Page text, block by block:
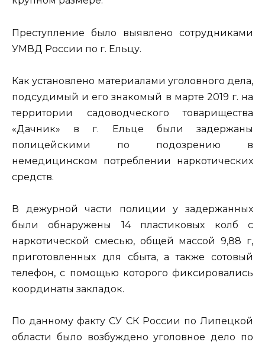
Преступление было выявлено сотрудниками
УМВД России по г. Ельцу.
Как установлено материалами уголовного дела,
подсудимый и его знакомый в марте 2019 г. на
территории садоводческого товарищества
«Дачник» в г. Ельце были задержаны
полицейскими по подозрению в
немедицинском потреблении наркотических
средств.
В дежурной части полиции у задержанных
были обнаружены 14 пластиковых колб с
наркотической смесью, общей массой 9,88 г,
приготовленных для сбыта, а также сотовый
телефон, с помощью которого фиксировались
координаты закладок.
По данному факту СУ СК России по Липецкой
области было возбуждено уголовное дело по